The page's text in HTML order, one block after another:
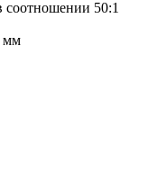
соотношении 50:1
мм